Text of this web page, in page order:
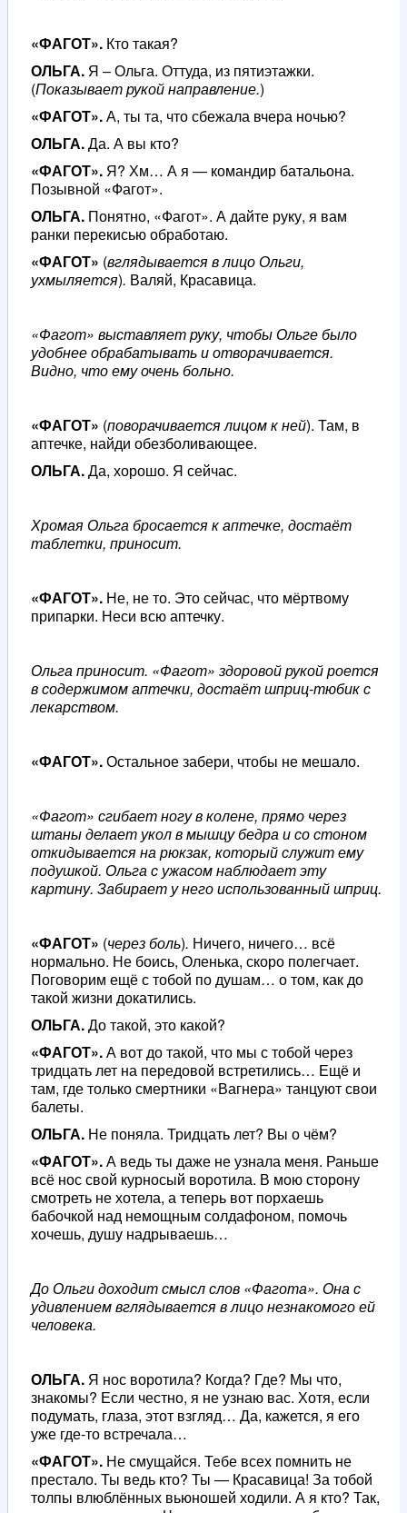
«ФАГОТ». Кто такая?
ОЛЬГА. Я – Ольга. Оттуда, из пятиэтажки.
(Показывает рукой направление.)
«ФАГОТ».А, ты та, что сбежала вчера ночью?
ОЛЬГА.Да. А вы кто?
«ФАГОТ». Я? Хм… А я — командир батальона.
Позывной «Фагот».
ОЛЬГА. Понятно, «Фагот». А дайте руку, я вам
ранки перекисью обработаю.
«ФАГОТ» (вглядывается в лицо Ольги,
ухмыляется). Валяй, Красавица.
«Фагот» выставляет руку, чтобы Ольге было
удобнее обрабатывать и отворачивается.
Видно, что ему очень больно.
«ФАГОТ» (поворачивается лицом к ней). Там, в
аптечке, найди обезболивающее.
ОЛЬГА.Да, хорошо. Я сейчас.
Хромая Ольга бросается к аптечке, достаёт
таблетки, приносит.
«ФАГОТ». Не, не то. Это сейчас, что мёртвому
припарки. Неси всю аптечку.
Ольга приносит. «Фагот» здоровой рукой роется
в содержимом аптечки, достаёт шприц-тюбик с
лекарством.
«ФАГОТ».Остальное забери, чтобы не мешало.
«Фагот» сгибает ногу в колене, прямо через
штаны делает укол в мышцу бедра и со стоном
откидывается на рюкзак, который служит ему
подушкой. Ольга с ужасом наблюдает эту
картину. Забирает у него использованный шприц.
«ФАГОТ» (через боль). Ничего, ничего… всё
нормально. Не боись, Оленька, скоро полегчает.
Поговорим ещё с тобой по душам… о том, как до
такой жизни докатились.
ОЛЬГА.До такой, это какой?
«ФАГОТ».А вот до такой, что мы с тобой через
тридцать лет на передовой встретились… Ещё и
там, где только смертники «Вагнера» танцуют свои
балеты.
ОЛЬГА. Не поняла. Тридцать лет? Вы о чём?
«ФАГОТ».А ведь ты даже не узнала меня. Раньше
всё нос свой курносый воротила. В мою сторону
смотреть не хотела, а теперь вот порхаешь
бабочкой над немощным солдафоном, помочь
хочешь, душу надрываешь…
До Ольги доходит смысл слов «Фагота». Она с
удивлением вглядывается в лицо незнакомого ей
человека.
ОЛЬГА. Я нос воротила? Когда? Где? Мы что,
знакомы? Если честно, я не узнаю вас. Хотя, если
подумать, глаза, этот взгляд… Да, кажется, я его
уже где-то встречала…
«ФАГОТ». Не смущайся. Тебе всех помнить не
престало. Ты ведь кто? Ты — Красавица! За тобой
толпы влюблённых вьюношей ходили. А я кто? Так,